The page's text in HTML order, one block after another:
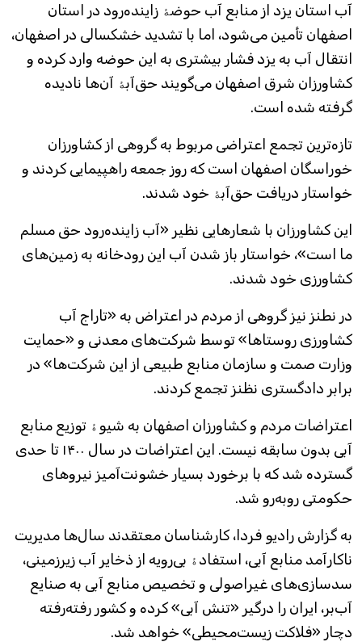
آب استان یزد از منابع آب حوضۀ زاینده‌رود در استان
اصفهان تأمین می‌شود، اما با تشدید خشکسالی در اصفهان،
انتقال آب به یزد فشار بیشتری به این حوضه وارد کرده و
کشاورزان شرق اصفهان می‌گویند حق‌آبۀ آن‌ها نادیده
گرفته شده است.
تازه‌ترین تجمع اعتراضی مربوط به گروهی از کشاورزان
خوراسگان اصفهان است که روز جمعه راهپیمایی کردند و
خواستار دریافت حق‌آبۀ خود شدند.
این کشاورزان با شعارهایی نظیر «آب زاینده‌رود حق مسلم
ما است»، خواستار باز شدن آب این رودخانه به زمین‌های
کشاورزی خود شدند.
در نطنز نیز گروهی از مردم در اعتراض به «تاراج آب
کشاورزی روستاها» توسط شرکت‌های معدنی و «حمایت
وزارت صمت و سازمان منابع طبیعی از این شرکت‌ها» در
برابر دادگستری نظنز تجمع کردند.
اعتراضات مردم و کشاورزان اصفهان به شیوۀ توزیع منابع
آبی بدون سابقه نیست. این اعتراضات در سال ۱۴۰۰ تا حدی
گسترده شد که با برخورد بسیار خشونت‌آمیز نیروهای
حکومتی روبه‌رو شد.
به گزارش رادیو فردا، کارشناسان معتقدند سال‌ها مدیریت
ناکارآمد منابع آبی، استفادۀ بی‌رویه از ذخایر آب زیرزمینی،
سدسازی‌های غیراصولی و تخصیص منابع آبی به صنایع
آب‌بر، ایران را درگیر «تنش آبی» کرده و کشور رفته‌رفته
دچار «فلاکت زیست‌محیطی» خواهد شد.